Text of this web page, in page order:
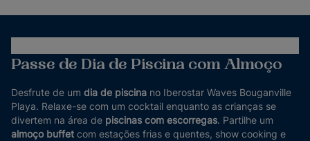
Passe de Dia de Piscina com Almoço
Desfrute de um dia de piscina no Iberostar Waves Bouganville
Playa. Relaxe-se com um cocktail enquanto as crianças se
divertem na área de piscinas com escorregas. Partilhe um
almoço buffet com estações frias e quentes, show cooking e